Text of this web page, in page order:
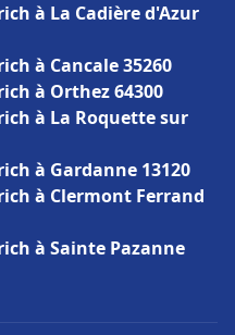
à La Cadière d'Azur
à Cancale 35260
à Orthez 64300
à La Roquette sur
à Gardanne 13120
à Clermont Ferrand
à Sainte Pazanne